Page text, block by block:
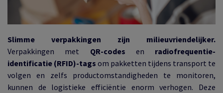
Slimme verpakkingen zijn milieuvriendelijker.
Verpakkingen met QR-codes en radiofrequentie-
identificatie (RFID)-tags om pakketten tijdens transport te
volgen en zelfs productomstandigheden te monitoren,
kunnen de logistieke efficiëntie enorm verhogen. Deze